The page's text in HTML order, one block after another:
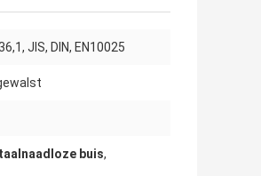
JIS, DIN, EN10025
buis,